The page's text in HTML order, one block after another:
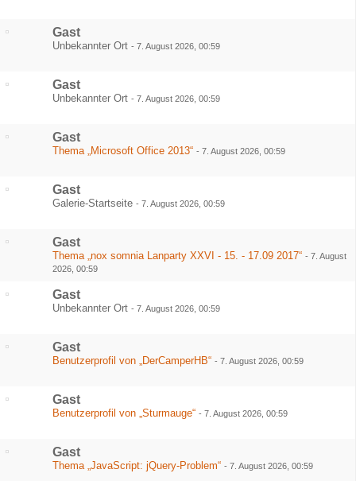
Gast
Unbekannter Ort - 7. August 2026, 00:59
Gast
Unbekannter Ort - 7. August 2026, 00:59
Gast
Thema „Microsoft Office 2013“ - 7. August 2026, 00:59
Gast
Galerie-Startseite - 7. August 2026, 00:59
Gast
Thema „nox somnia Lanparty XXVI - 15. - 17.09 2017“ - 7. August
2026, 00:59
Gast
Unbekannter Ort - 7. August 2026, 00:59
Gast
Benutzerprofil von „DerCamperHB“ - 7. August 2026, 00:59
Gast
Benutzerprofil von „Sturmauge“ - 7. August 2026, 00:59
Gast
Thema „JavaScript: jQuery-Problem“ - 7. August 2026, 00:59